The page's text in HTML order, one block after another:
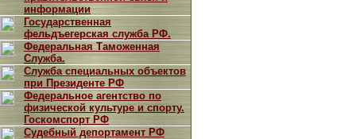
информации
Государственная
фельдъегерская служба РФ.
Федеральная Таможенная
Служба.
Служба специальных объектов
при Президенте РФ
Федеральное агентство по
физической культуре и спорту.
Госкомспорт РФ
Судебный депортамент РФ